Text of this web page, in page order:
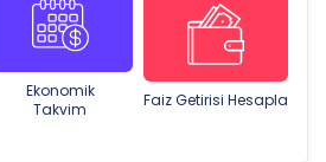
Ekonomik
Takvim
Faiz Getirisi Hesapla